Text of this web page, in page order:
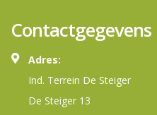
Contactgegevens
Adres:
Ind. Terrein De Steiger
De Steiger 13